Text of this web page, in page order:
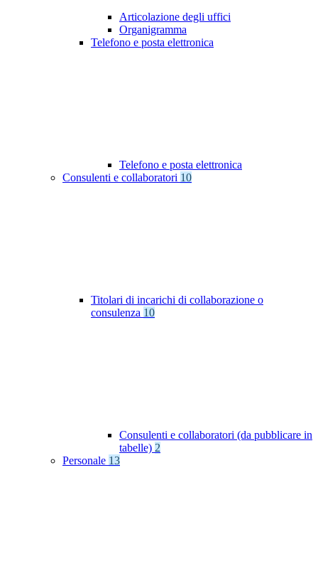
Articolazione degli uffici
Organigramma
Telefono e posta elettronica
Telefono e posta elettronica
Consulenti e collaboratori 10
Titolari di incarichi di collaborazione o
consulenza 10
Consulenti e collaboratori (da pubblicare in
tabelle) 2
Personale 13